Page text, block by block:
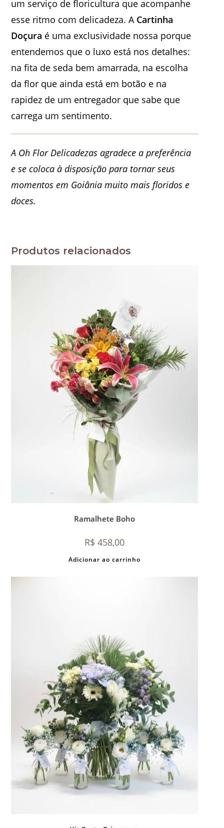
um serviço de floricultura que acompanhe
esse ritmo com delicadeza. A Cartinha
Doçura é uma exclusividade nossa porque
entendemos que o luxo está nos detalhes:
na fita de seda bem amarrada, na escolha
da flor que ainda está em botão e na
rapidez de um entregador que sabe que
carrega um sentimento.
A Oh Flor Delicadezas agradece a preferência
e se coloca à disposição para tornar seus
momentos em Goiânia muito mais floridos e
doces.
Produtos relacionados
Ramalhete Boho
R$ 458,00
Adicionar ao carrinho